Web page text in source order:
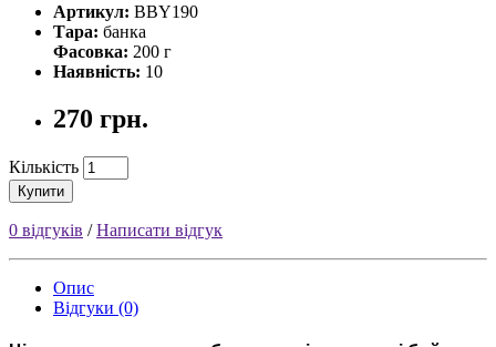
Артикул: BBY190
Тара: банка
Фасовка: 200 г
Наявність: 10
270 грн.
Кількість
Купити
0 відгуків /Написати відгук
Опис
Відгуки (0)